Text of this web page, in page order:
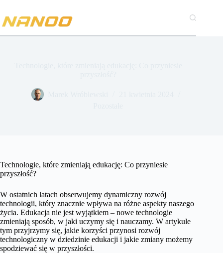
treści
Technologie, które zmieniają edukację: Co przyniesie
przyszłość?
W ostatnich latach obserwujemy dynamiczny rozwój
technologii, który znacznie wpływa na różne aspekty naszego
życia. Edukacja nie jest wyjątkiem – nowe technologie
zmieniają sposób, w jaki uczymy się i nauczamy. W artykule
tym przyjrzymy się, jakie korzyści przynosi rozwój
technologiczny w dziedzinie edukacji i jakie zmiany możemy
spodziewać się w przyszłości.